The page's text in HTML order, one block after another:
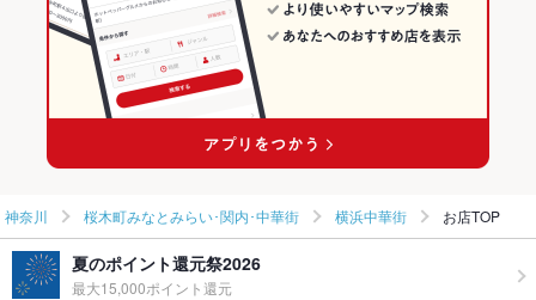
食べ放題
あり ：オーダー式飲茶・点心平日：全69品食べ放題3580円／
プレミアム食べ放題全105品4180円
カクテル充実、焼酎充実、日本酒充実、ワイン充実
ー二次会
お祝い・サ
プライズ対
可
元町・中華街駅 × 洋・和洋・各国料理・その他
横浜中華街の中華ランキング
横浜中華街の広東料理ランキング
神奈川 桜木町みなとみらい･関内･中華街 横浜中華街 お店TOP
夏のポイント還元祭2026
最大15,000ポイント還元